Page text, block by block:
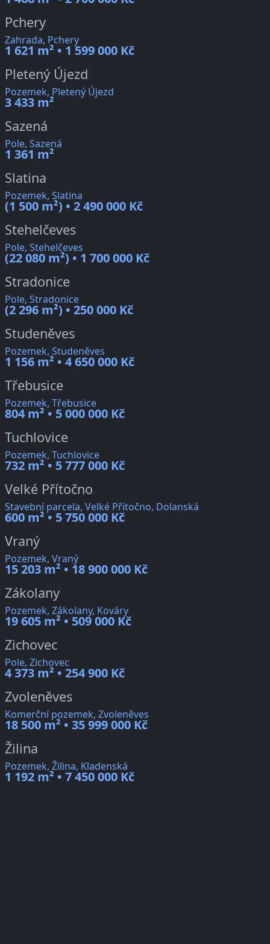
Pchery
Zahrada, Pchery
1 621 m² • 1 599 000 Kč
Pletený Újezd
Pozemek, Pletený Újezd
3 433 m²
Sazená
Pole, Sazená
1 361 m²
Slatina
Pozemek, Slatina
(1 500 m²) • 2 490 000 Kč
Stehelčeves
Pole, Stehelčeves
(22 080 m²) • 1 700 000 Kč
Stradonice
Pole, Stradonice
(2 296 m²) • 250 000 Kč
Studeněves
Pozemek, Studeněves
1 156 m² • 4 650 000 Kč
Třebusice
Pozemek, Třebusice
804 m² • 5 000 000 Kč
Tuchlovice
Pozemek, Tuchlovice
732 m² • 5 777 000 Kč
Velké Přítočno
Stavební parcela, Velké Přítočno, Dolanská
600 m² • 5 750 000 Kč
Vraný
Pozemek, Vraný
15 203 m² • 18 900 000 Kč
Zákolany
Pozemek, Zákolany, Kováry
19 605 m² • 509 000 Kč
Zichovec
Pole, Zichovec
4 373 m² • 254 900 Kč
Zvoleněves
Komerční pozemek, Zvoleněves
18 500 m² • 35 999 000 Kč
Žilina
Pozemek, Žilina, Kladenská
1 192 m² • 7 450 000 Kč